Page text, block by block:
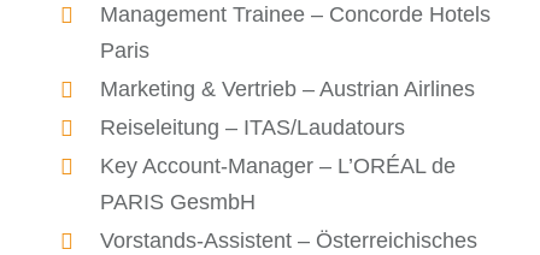
Management Trainee – Concorde Hotels
Paris
Marketing & Vertrieb – Austrian Airlines
Reiseleitung – ITAS/Laudatours
Key Account-Manager – L’ORÉAL de
PARIS GesmbH
Vorstands-Assistent – Österreichisches